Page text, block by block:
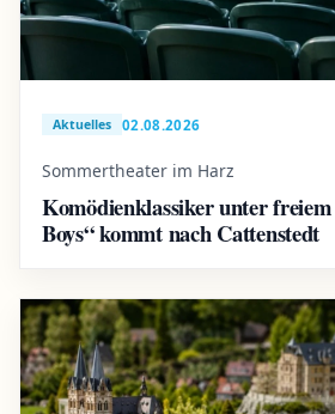
Aktuelles 02.08.2026
Sommertheater im Harz
Komödienklassiker unter
Boys“ kommt nach Cattenstedt